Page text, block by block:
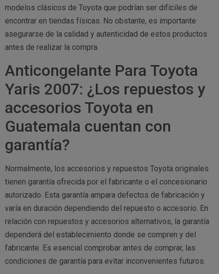
modelos clásicos de Toyota que podrían ser difíciles de
encontrar en tiendas físicas. No obstante, es importante
asegurarse de la calidad y autenticidad de estos productos
antes de realizar la compra.
Anticongelante Para Toyota
Yaris 2007: ¿Los repuestos y
accesorios Toyota en
Guatemala cuentan con
garantía?
Normalmente, los accesorios y repuestos Toyota originales
tienen garantía ofrecida por el fabricante o el concesionario
autorizado. Esta garantía ampara defectos de fabricación y
varía en duración dependiendo del repuesto o accesorio. En
relación con repuestos y accesorios alternativos, la garantía
dependerá del establecimiento donde se compren y del
fabricante. Es esencial comprobar antes de comprar, las
condiciones de garantía para evitar inconvenientes futuros.